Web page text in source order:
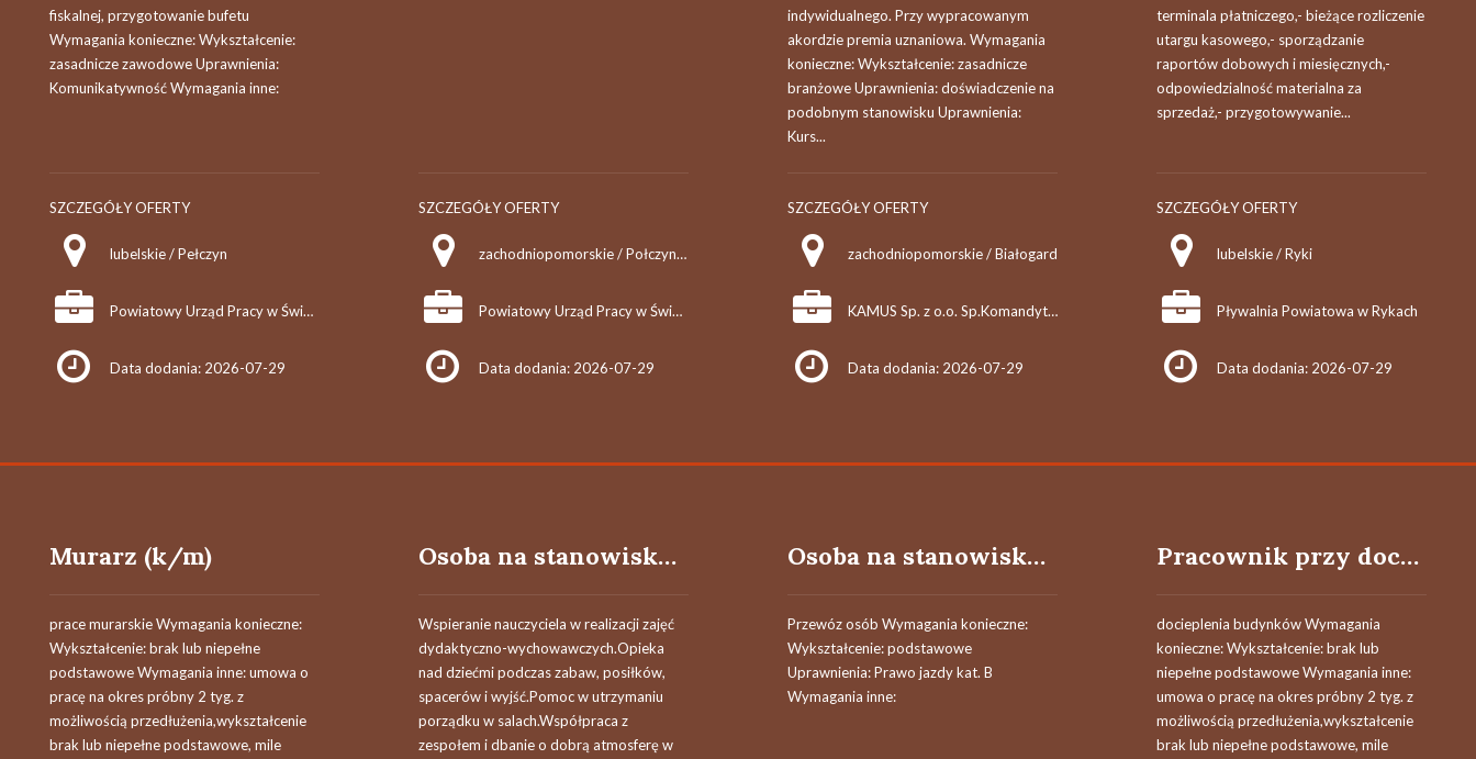
fiskalnej, przygotowanie bufetu
Wymagania konieczne: Wykształcenie:
zasadnicze zawodowe Uprawnienia:
Komunikatywność Wymagania inne:
SZCZEGÓŁY OFERTY
lubelskie / Pełczyn
Powiatowy Urząd Pracy w Świdniku
Data dodania: 2026-07-29
SZCZEGÓŁY OFERTY
zachodniopomorskie / Połczyn-Zdrój
Powiatowy Urząd Pracy w Świdwinie
Data dodania: 2026-07-29
indywidualnego. Przy wypracowanym
akordzie premia uznaniowa. Wymagania
konieczne: Wykształcenie: zasadnicze
branżowe Uprawnienia: doświadczenie na
podobnym stanowisku Uprawnienia:
Kurs...
SZCZEGÓŁY OFERTY
zachodniopomorskie / Białogard
KAMUS Sp. z o.o. Sp.Komandytowa
Data dodania: 2026-07-29
terminala płatniczego,- bieżące rozliczenie
utargu kasowego,- sporządzanie
raportów dobowych i miesięcznych,-
odpowiedzialność materialna za
sprzedaż,- przygotowywanie...
SZCZEGÓŁY OFERTY
lubelskie / Ryki
Pływalnia Powiatowa w Rykach
Data dodania: 2026-07-29
Murarz (k/m)
prace murarskie Wymagania konieczne:
Wykształcenie: brak lub niepełne
podstawowe Wymagania inne: umowa o
pracę na okres próbny 2 tyg. z
możliwością przedłużenia,wykształcenie
brak lub niepełne podstawowe, mile
Osoba na stanowisku asystent nauczyciela przedszkola (k/m/o)
Wspieranie nauczyciela w realizacji zajęć
dydaktyczno-wychowawczych.Opieka
nad dziećmi podczas zabaw, posiłków,
spacerów i wyjść.Pomoc w utrzymaniu
porządku w salach.Współpraca z
zespołem i dbanie o dobrą atmosferę w
Osoba na stanowisku taksówkarz (k/m/o)
Przewóz osób Wymagania konieczne:
Wykształcenie: podstawowe
Uprawnienia: Prawo jazdy kat. B
Wymagania inne:
Pracownik przy dociepleniach budynków (k/m)
docieplenia budynków Wymagania
konieczne: Wykształcenie: brak lub
niepełne podstawowe Wymagania inne:
umowa o pracę na okres próbny 2 tyg. z
możliwością przedłużenia,wykształcenie
brak lub niepełne podstawowe, mile